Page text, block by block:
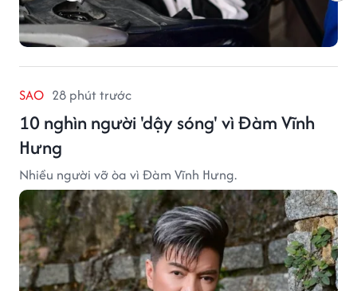
SAO 28 phút trước
10 nghìn người 'dậy sóng' vì Đàm Vĩnh
Hưng
Nhiều người vỡ òa vì Đàm Vĩnh Hưng.